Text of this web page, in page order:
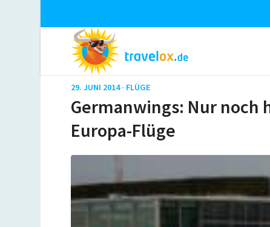
29. JUNI 2014 · FLÜGE
Germanwings: Nur noch
Europa-Flüge